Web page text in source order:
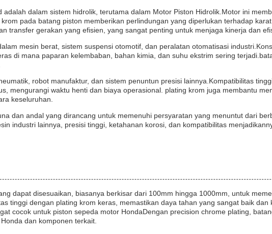
dalam sistem hidrolik, terutama dalam Motor Piston Hidrolik.Motor ini
pada batang piston memberikan perlindungan yang diperlukan terhadap
transfer gerakan yang efisien, yang sangat penting untuk menjaga kinerja dan
mesin berat, sistem suspensi otomotif, dan peralatan otomatisasi
di mana paparan kelembaban, bahan kimia, dan suhu ekstrim sering
robot manufaktur, dan sistem penuntun presisi lainnya.Kompatibilitas
mengurangi waktu henti dan biaya operasional. plating krom juga membantu
keseluruhan.
dan andal yang dirancang untuk memenuhi persyaratan yang menuntut dari
industri lainnya, presisi tinggi, ketahanan korosi, dan kompatibilitas
dapat disesuaikan, biasanya berkisar dari 100mm hingga 1000mm, untuk
tinggi dengan plating krom keras, memastikan daya tahan yang sangat baik
cocok untuk piston sepeda motor HondaDengan precision chrome plating,
dan komponen terkait.